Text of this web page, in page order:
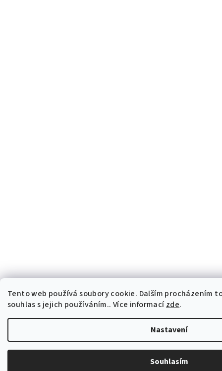
Tento web používá soubory cookie. Dalším procházením
souhlas s jejich používáním.. Více informacízde.
Nastavení
Souhlasím